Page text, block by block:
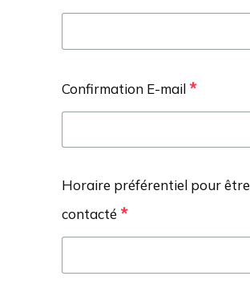
Confirmation E-mail *
Horaire préférentiel pour être
contacté *